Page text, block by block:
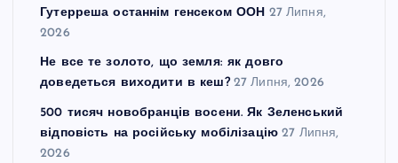
Гутерреша останнім генсеком ООН 27 Липня,
2026
Не все те золото, що земля: як довго
доведеться виходити в кеш? 27 Липня, 2026
500 тисяч новобранців восени. Як Зеленський
відповість на російську мобілізацію 27 Липня,
2026